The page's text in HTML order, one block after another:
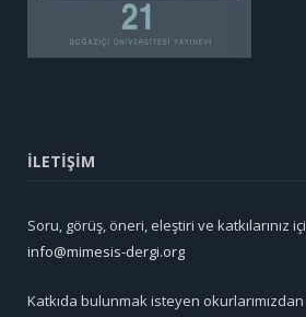
İLETİŞİM
Soru, görüş, öneri, eleştiri ve katkılarınız
info@mimesis-dergi.org
Katkıda bulunmak isteyen